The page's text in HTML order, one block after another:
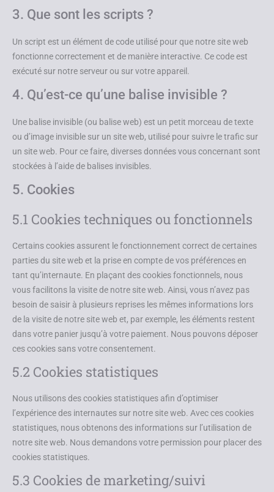
3. Que sont les scripts ?
Un script est un élément de code utilisé pour que notre site web
fonctionne correctement et de manière interactive. Ce code est
exécuté sur notre serveur ou sur votre appareil.
4. Qu’est-ce qu’une balise invisible ?
Une balise invisible (ou balise web) est un petit morceau de texte
ou d’image invisible sur un site web, utilisé pour suivre le trafic sur
un site web. Pour ce faire, diverses données vous concernant sont
stockées à l’aide de balises invisibles.
5. Cookies
5.1 Cookies techniques ou fonctionnels
Certains cookies assurent le fonctionnement correct de certaines
parties du site web et la prise en compte de vos préférences en
tant qu’internaute. En plaçant des cookies fonctionnels, nous
vous facilitons la visite de notre site web. Ainsi, vous n’avez pas
besoin de saisir à plusieurs reprises les mêmes informations lors
de la visite de notre site web et, par exemple, les éléments restent
dans votre panier jusqu’à votre paiement. Nous pouvons déposer
ces cookies sans votre consentement.
5.2 Cookies statistiques
Nous utilisons des cookies statistiques afin d’optimiser
l’expérience des internautes sur notre site web. Avec ces cookies
statistiques, nous obtenons des informations sur l’utilisation de
notre site web. Nous demandons votre permission pour placer des
cookies statistiques.
5.3 Cookies de marketing/suivi